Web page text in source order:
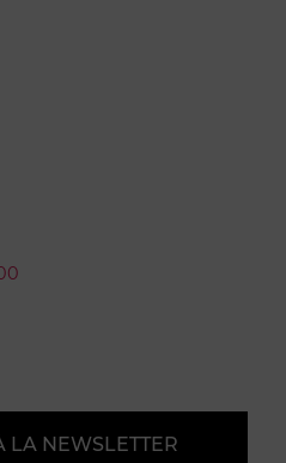
LA NEWSLETTER